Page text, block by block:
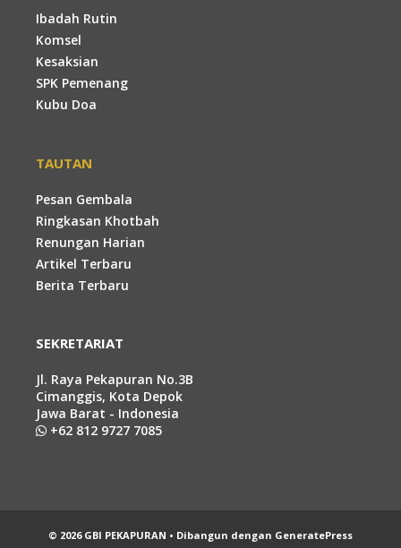
Ibadah Rutin
Komsel
Kesaksian
SPK Pemenang
Kubu Doa
TAUTAN
Pesan Gembala
Ringkasan Khotbah
Renungan Harian
Artikel Terbaru
Berita Terbaru
SEKRETARIAT
Jl. Raya Pekapuran No.3B
Cimanggis, Kota Depok
Jawa Barat - Indonesia
+62 812 9727 7085
© 2026 GBI PEKAPURAN • Dibangun dengan GeneratePress